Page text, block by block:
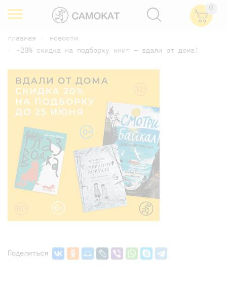
0
главная
новости
-20% скидка на подборку книг — вдали от дома!
Поделиться